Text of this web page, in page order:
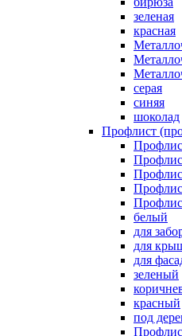
зеленая
красная
серая
синяя
шоколад
Профлист
белый
для
для
для
зеленый
красный
под